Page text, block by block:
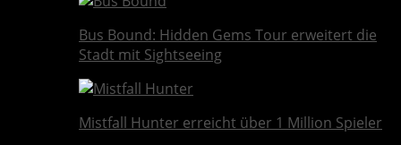
Bus Bound: Hidden Gems Tour erweitert die
Stadt mit Sightseeing
Mistfall Hunter erreicht über 1 Million Spieler